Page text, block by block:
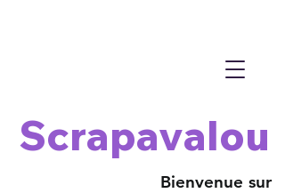
Scrapavalou
Bienvenue sur